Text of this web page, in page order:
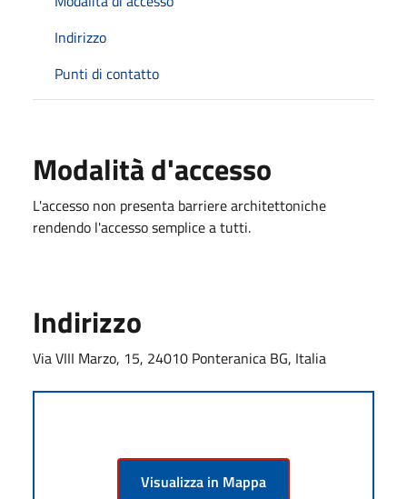
Indirizzo
Punti di contatto
Modalità d'accesso
L'accesso non presenta barriere architettoniche
rendendo l'accesso semplice a tutti.
Indirizzo
Via VIII Marzo, 15, 24010 Ponteranica BG, Italia
Visualizza in Mappa